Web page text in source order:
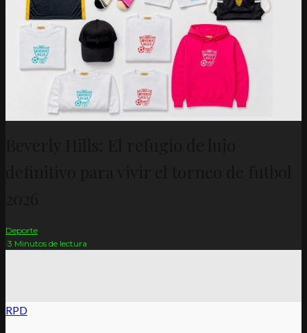
Deporte
·3 Minutos de lectura
RPD